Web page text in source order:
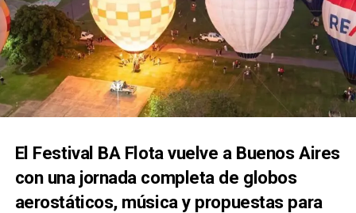
El Festival BA Flota vuelve a Buenos Aires
con una jornada completa de globos
aerostáticos, música y propuestas para